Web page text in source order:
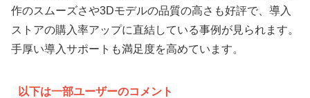
作のスムーズさや3Dモデルの品質の高さも好評で、導入
ストアの購入率アップに直結している事例が見られます。
手厚い導入サポートも満足度を高めています。
以下は一部ユーザーのコメント